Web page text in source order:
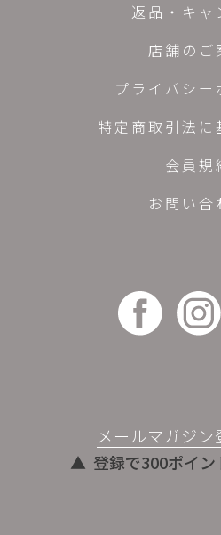
メールマガジン
登録で300ポイン
返品・キャ
店舗のご
プライバシー
特定商取引法に
会員規
お問い合